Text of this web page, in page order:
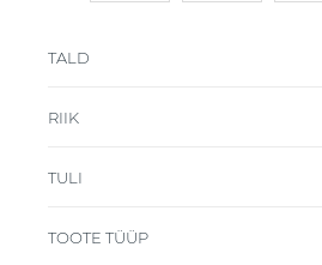
TALD
RIIK
TULI
TOOTE TÜÜP